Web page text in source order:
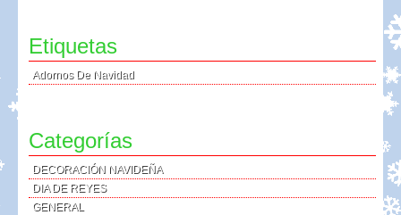
Etiquetas
Adornos De Navidad
Categorías
DECORACIÓN NAVIDEÑA
DIA DE REYES
GENERAL